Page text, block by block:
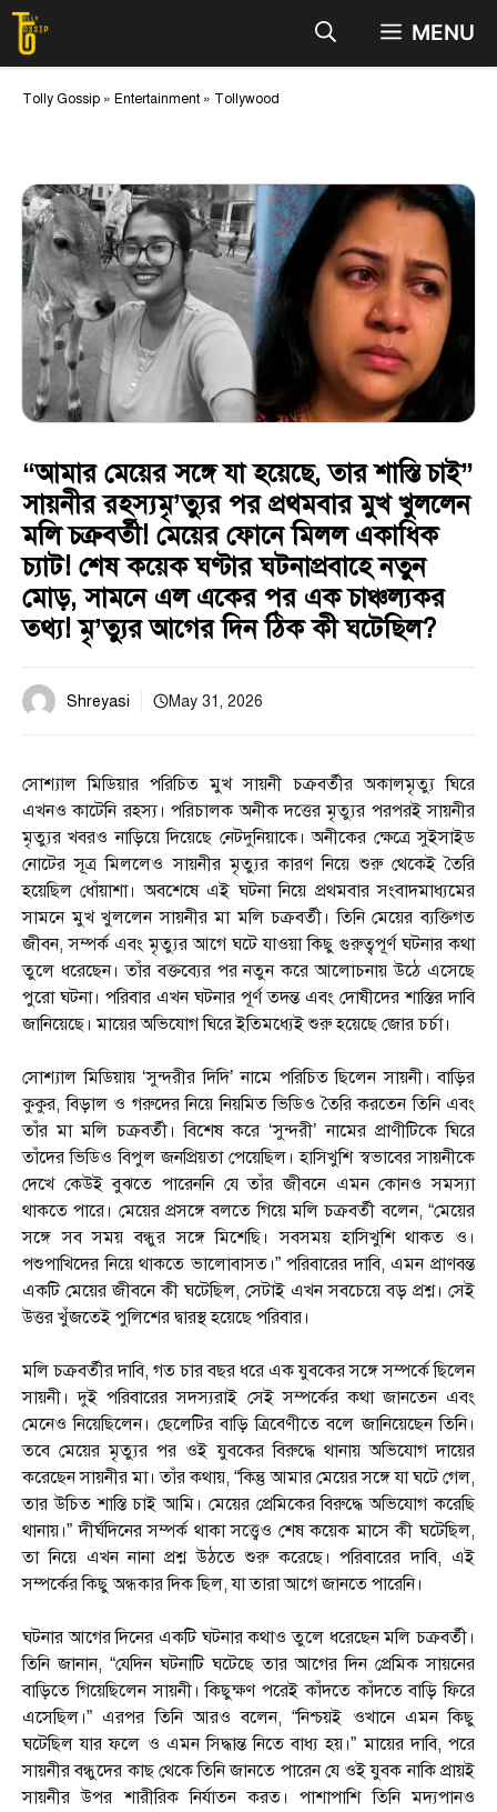
Skip
content
MENU
Tolly Gossip » Entertainment » Tollywood
“আমার মেয়ের সঙ্গে যা হয়েছে, তার শাস্তি চাই”
সায়নীর রহস্যমৃ’ত্যুর পর প্রথমবার মুখ খুললেন
মলি চক্রবর্তী! মেয়ের ফোনে মিলল একাধিক
চ্যাট! শেষ কয়েক ঘণ্টার ঘটনাপ্রবাহে নতুন
মোড়, সামনে এল একের পর এক চাঞ্চল্যকর
তথ্য! মৃ’ত্যুর আগের দিন ঠিক কী ঘটেছিল?
Shreyasi May 31, 2026
সোশ্যাল মিডিয়ার পরিচিত মুখ সায়নী চক্রবর্তীর অকালমৃত্যু ঘিরে
এখনও কাটেনি রহস্য। পরিচালক অনীক দত্তের মৃত্যুর পরপরই সায়নীর
মৃত্যুর খবরও নাড়িয়ে দিয়েছে নেটদুনিয়াকে। অনীকের ক্ষেত্রে সুইসাইড
নোটের সূত্র মিললেও সায়নীর মৃত্যুর কারণ নিয়ে শুরু থেকেই তৈরি
হয়েছিল ধোঁয়াশা। অবশেষে এই ঘটনা নিয়ে প্রথমবার সংবাদমাধ্যমের
সামনে মুখ খুললেন সায়নীর মা মলি চক্রবর্তী। তিনি মেয়ের ব্যক্তিগত
জীবন, সম্পর্ক এবং মৃত্যুর আগে ঘটে যাওয়া কিছু গুরুত্বপূর্ণ ঘটনার কথা
তুলে ধরেছেন। তাঁর বক্তব্যের পর নতুন করে আলোচনায় উঠে এসেছে
পুরো ঘটনা। পরিবার এখন ঘটনার পূর্ণ তদন্ত এবং দোষীদের শাস্তির দাবি
জানিয়েছে। মায়ের অভিযোগ ঘিরে ইতিমধ্যেই শুরু হয়েছে জোর চর্চা।
সোশ্যাল মিডিয়ায় ‘সুন্দরীর দিদি’ নামে পরিচিত ছিলেন সায়নী। বাড়ির
কুকুর, বিড়াল ও গরুদের নিয়ে নিয়মিত ভিডিও তৈরি করতেন তিনি এবং
তাঁর মা মলি চক্রবর্তী। বিশেষ করে ‘সুন্দরী’ নামের প্রাণীটিকে ঘিরে
তাঁদের ভিডিও বিপুল জনপ্রিয়তা পেয়েছিল। হাসিখুশি স্বভাবের সায়নীকে
দেখে কেউই বুঝতে পারেননি যে তাঁর জীবনে এমন কোনও সমস্যা
থাকতে পারে। মেয়ের প্রসঙ্গে বলতে গিয়ে মলি চক্রবর্তী বলেন, “মেয়ের
সঙ্গে সব সময় বন্ধুর সঙ্গে মিশেছি। সবসময় হাসিখুশি থাকত ও।
পশুপাখিদের নিয়ে থাকতে ভালোবাসত।” পরিবারের দাবি, এমন প্রাণবন্ত
একটি মেয়ের জীবনে কী ঘটেছিল, সেটাই এখন সবচেয়ে বড় প্রশ্ন। সেই
উত্তর খুঁজতেই পুলিশের দ্বারস্থ হয়েছে পরিবার।
মলি চক্রবর্তীর দাবি, গত চার বছর ধরে এক যুবকের সঙ্গে সম্পর্কে ছিলেন
সায়নী। দুই পরিবারের সদস্যরাই সেই সম্পর্কের কথা জানতেন এবং
মেনেও নিয়েছিলেন। ছেলেটির বাড়ি ত্রিবেণীতে বলে জানিয়েছেন তিনি।
তবে মেয়ের মৃত্যুর পর ওই যুবকের বিরুদ্ধে থানায় অভিযোগ দায়ের
করেছেন সায়নীর মা। তাঁর কথায়, “কিন্তু আমার মেয়ের সঙ্গে যা ঘটে গেল,
তার উচিত শাস্তি চাই আমি। মেয়ের প্রেমিকের বিরুদ্ধে অভিযোগ করেছি
থানায়।” দীর্ঘদিনের সম্পর্ক থাকা সত্ত্বেও শেষ কয়েক মাসে কী ঘটেছিল,
তা নিয়ে এখন নানা প্রশ্ন উঠতে শুরু করেছে। পরিবারের দাবি, এই
সম্পর্কের কিছু অন্ধকার দিক ছিল, যা তারা আগে জানতে পারেনি।
ঘটনার আগের দিনের একটি ঘটনার কথাও তুলে ধরেছেন মলি চক্রবর্তী।
তিনি জানান, “যেদিন ঘটনাটি ঘটেছে তার আগের দিন প্রেমিক সায়নের
বাড়িতে গিয়েছিলেন সায়নী। কিছুক্ষণ পরেই কাঁদতে কাঁদতে বাড়ি ফিরে
এসেছিল।” এরপর তিনি আরও বলেন, “নিশ্চয়ই ওখানে এমন কিছু
ঘটেছিল যার ফলে ও এমন সিদ্ধান্ত নিতে বাধ্য হয়।” মায়ের দাবি, পরে
সায়নীর বন্ধুদের কাছ থেকে তিনি জানতে পারেন যে ওই যুবক নাকি প্রায়ই
সায়নীর উপর শারীরিক নির্যাতন করত। পাশাপাশি তিনি মদ্যপানও